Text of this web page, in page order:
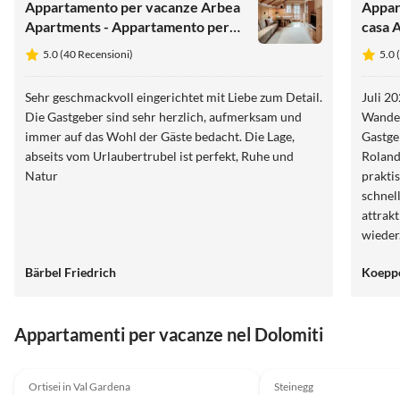
Appartamento per vacanze Arbea
Apartments - Appartamento per
vacanze SiÃ«la
5.0 (40 Recensioni)
Sehr geschmackvoll eingerichtet mit Liebe zum Detail.
Die Gastgeber sind sehr herzlich, aufmerksam und
immer auf das Wohl der Gäste bedacht. Die Lage,
abseits vom Urlaubertrubel ist perfekt, Ruhe und
Natur
Bärbel Friedrich
casa
5.0
Juli 2025
Appartamenti per vacanze nel Dolomiti
Ortisei in Val Gardena Steinegg